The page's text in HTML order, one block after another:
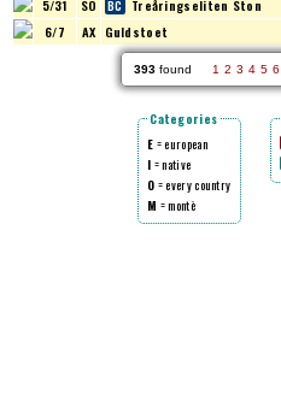
5/31
SO Treåringseliten Ston
6/7
AX Guldstoet
393found 1 2 3 4 5 6
Categories
E = european
I = native
O = every country
M = montè